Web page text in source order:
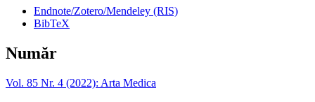
Endnote/Zotero/Mendeley (RIS)
BibTeX
Număr
Vol. 85 Nr. 4 (2022): Arta Medica